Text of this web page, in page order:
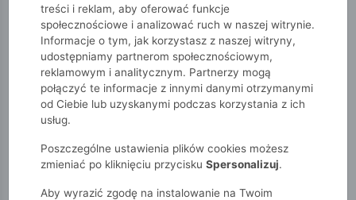
51015kids
Chłopcy 7-12 lat
Pikowany bezrękawnik chłopięcy na zamek
treści i reklam, aby oferować funkcje
społecznościowe i analizować ruch w naszej witrynie.
Informacje o tym, jak korzystasz z naszej witryny,
udostępniamy partnerom społecznościowym,
reklamowym i analitycznym. Partnerzy mogą
połączyć te informacje z innymi danymi otrzymanymi
od Ciebie lub uzyskanymi podczas korzystania z ich
usług.
Poszczególne ustawienia plików cookies możesz
zmieniać po kliknięciu przycisku Spersonalizuj.
Aby wyrazić zgodę na instalowanie na Twoim